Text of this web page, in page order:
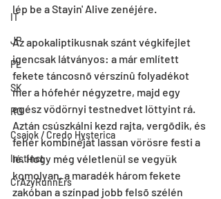
IT
JP
PL
SK
RO
Csajok / Credo Hysterica
Instinct
CrAzyRunnErs
lép be a Stayin' Alive zenéjére.
Az apokaliptikusnak szánt végkifejlet
igencsak látványos: a már említett
fekete táncosnõ vérszínû folyadékot
mer a hófehér négyzetre, majd egy
egész vödörnyi testnedvet löttyint rá.
Aztán csúszkálni kezd rajta, vergõdik, és
fehér kombinéját lassan vörösre festi a
lé. Hogy még véletlenül se vegyük
komolyan, a maradék három fekete
zakóban a színpad jobb felsõ szélén